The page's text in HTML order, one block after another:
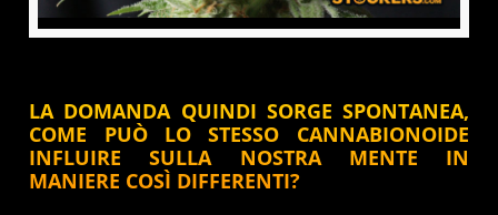
LA DOMANDA QUINDI SORGE SPONTANEA,
COME PUÒ LO STESSO CANNABIONOIDE
INFLUIRE SULLA NOSTRA MENTE IN
MANIERE COSÌ DIFFERENTI?